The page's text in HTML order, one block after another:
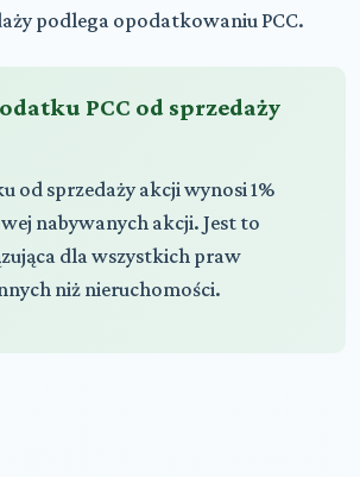
podlega opodatkowaniu PCC.
PCC od sprzedaży
od sprzedaży akcji wynosi 1%
nabywanych akcji. Jest to
dla wszystkich praw
niż nieruchomości.